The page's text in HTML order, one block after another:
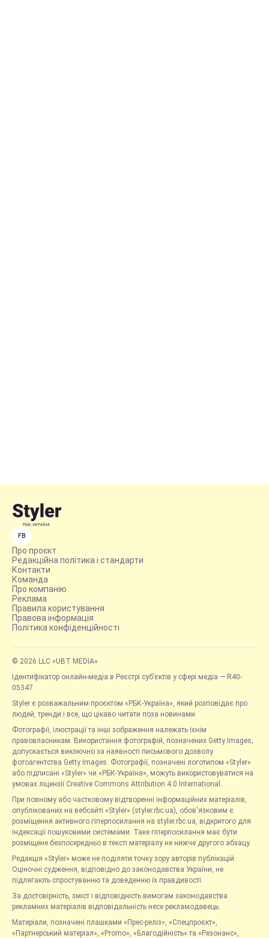
FB
Про проєкт
Редакційна політика і стандарти
Контакти
Команда
Про компанію
Реклама
Правила користування
Правова інформація
Політика конфіденційності
© 2026 LLC «UBT MEDIA»
Ідентифікатор онлайн-медіа в Реєстрі суб’єктів у сфері медіа — R40-
05347
Styler є розважальним проєктом «РБК-Україна», який розповідає про
людей, тренди і все, що цікаво читати поза новинами.
Фотографії, ілюстрації та інші зображення належать їхнім
правовласникам. Використання фотографій, позначених Getty Images,
допускається виключно за наявності письмового дозволу
фотоагентства Getty Images. Фотографії, позначені логотипом «Styler»
або підписані «Styler» чи «РБК-Україна», можуть використовуватися на
умовах ліцензії Creative Commons Attribution 4.0 International.
При повному або частковому відтворенні інформаційних матеріалів,
опублікованих на вебсайті «Styler» (styler.rbc.ua), обов'язковим є
розміщення активного гіперпосилання на styler.rbc.ua, відкритого для
індексації пошуковими системами. Таке гіперпосилання має бути
розміщене безпосередньо в тексті матеріалу не нижче другого абзацу.
Редакція «Styler» може не поділяти точку зору авторів публікацій.
Оціночні судження, відповідно до законодавства України, не
підлягають спростуванню та доведенню їх правдивості.
За достовірність, зміст і відповідність вимогам законодавства
рекламних матеріалів відповідальність несе рекламодавець.
Матеріали, позначені плашками «Прес-реліз», «Спецпроєкт»,
«Партнерський матеріал», «Promo», «Благодійність» та «Резонанс»,